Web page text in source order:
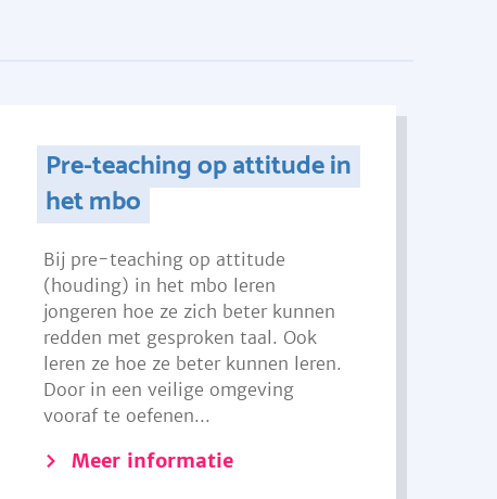
Pre-teaching op attitude in
het mbo
Bij pre-teaching op attitude
(houding) in het mbo leren
jongeren hoe ze zich beter kunnen
redden met gesproken taal. Ook
leren ze hoe ze beter kunnen leren.
Door in een veilige omgeving
vooraf te oefenen...
Meer informatie